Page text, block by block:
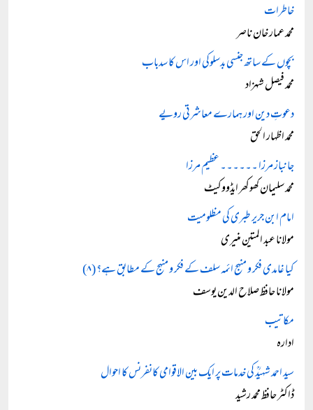
خاطرات
محمد عمار خان ناصر
بچوں کے ساتھ جنسی بدسلوکی اور اس کا سدباب
محمد فیصل شہزاد
دعوتِ دین اور ہمارے معاشرتی رویے
محمد اظہار الحق
جانباز مرزا ۔۔۔۔۔۔ عظیم مرزا
محمد سلیمان کھوکھر ایڈووکیٹ
امام ابن جریر طبری کی مظلومیت
مولانا عبد المتین منیری
کیا غامدی فکر و منہج ائمہ سلف کے فکر و منہج کے مطابق ہے؟ (۸)
مولانا حافظ صلاح الدین یوسف
مکاتیب
ادارہ
سید احمد شہیدؒ کی خدمات پر ایک بین الاقوامی کانفرنس کا احوال
ڈاکٹر حافظ محمد رشید